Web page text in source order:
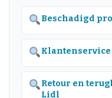
Beschadigd
Retour en
Lidl